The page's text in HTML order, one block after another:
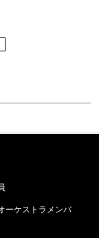
ーケストラメンバ